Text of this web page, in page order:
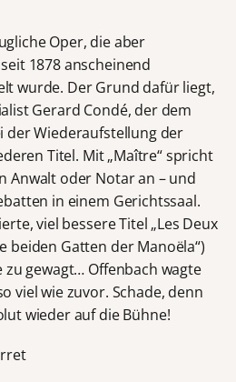
Oper, die aber
1878 anscheinend
wurde. Der Grund dafür liegt,
Gerard Condé, der dem
der Wiederaufstellung der
Titel. Mit „Maître“ spricht
Anwalt oder Notar an – und
in einem Gerichtssaal.
viel bessere Titel „Les Deux
beiden Gatten der Manoëla“)
gewagt… Offenbach wagte
viel wie zuvor. Schade, denn
wieder auf die Bühne!